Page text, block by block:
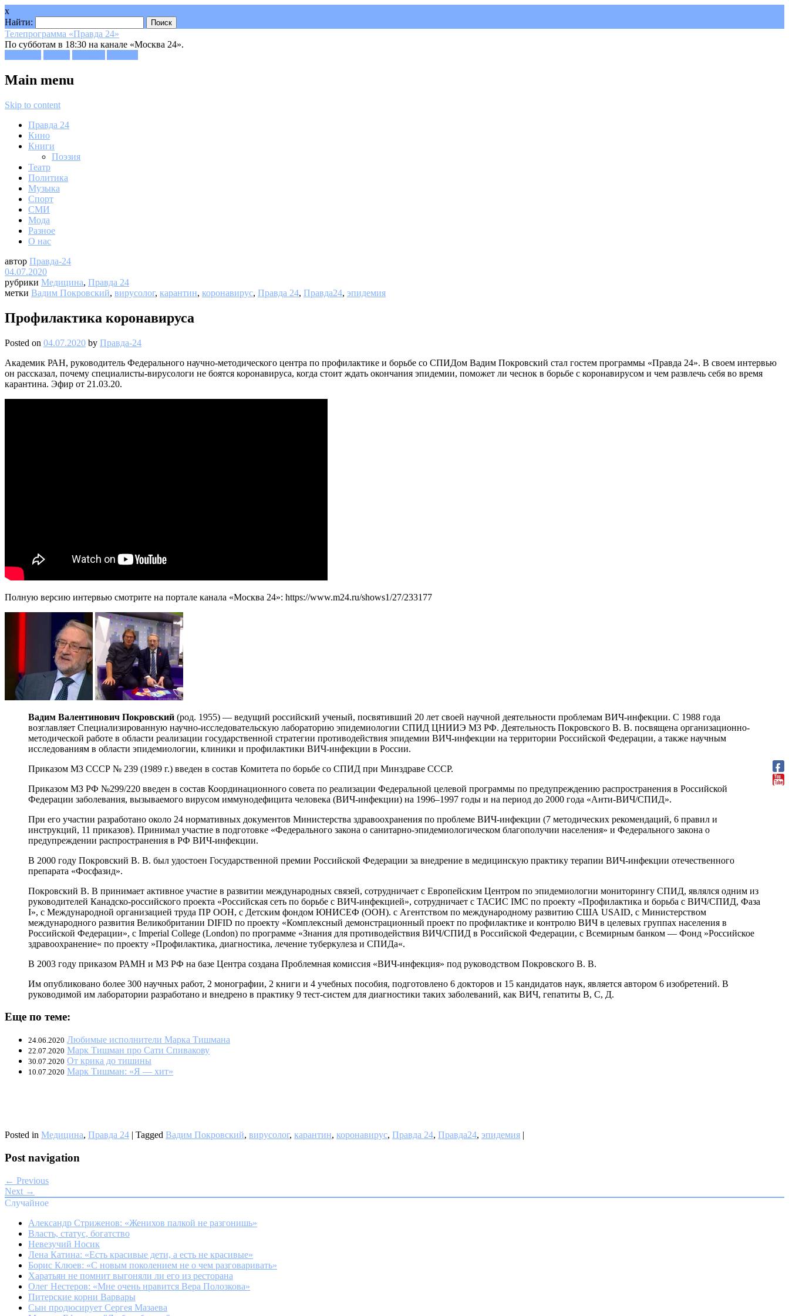
x
Найти:
Телепрограмма «Правда 24»
По субботам в 18:30 на канале «Москва 24».
Main menu
Skip to content
Правда 24
Кино
Книги
Поэзия
Театр
Политика
Музыка
Спорт
СМИ
Мода
Разное
О нас
автор Правда-24
04.07.2020
рубрики Медицина, Правда 24
метки Вадим Покровский, вирусолог, карантин, коронавирус, Правда 24, Правда24, эпидемия
Профилактика коронавируса
Posted on 04.07.2020 by Правда-24
Академик РАН, руководитель Федерального научно-методического центра по профилактике и борьбе со СПИДом Вадим Покровский стал гостем программы «Правда 24». В своем интервью
он рассказал, почему специалисты-вирусологи не боятся коронавируса, когда стоит ждать окончания эпидемии, поможет ли чеснок в борьбе с коронавирусом и чем развлечь себя во время
карантина. Эфир от 21.03.20.
Полную версию интервью смотрите на портале канала «Москва 24»: https://www.m24.ru/shows1/27/233177
Вадим Валентинович Покровский (род. 1955) — ведущий российский ученый, посвятивший 20 лет своей научной деятельности проблемам ВИЧ-инфекции. С 1988 года
возглавляет Специализированную научно-исследовательскую лабораторию эпидемиологии СПИД ЦНИИЭ МЗ РФ. Деятельность Покровского В. В. посвящена организационно-
методической работе в области реализации государственной стратегии противодействия эпидемии ВИЧ-инфекции на территории Российской Федерации, а также научным
исследованиям в области эпидемиологии, клиники и профилактики ВИЧ-инфекции в России.
Приказом МЗ СССР № 239 (1989 г.) введен в состав Комитета по борьбе со СПИД при Минздраве СССР.
Приказом МЗ РФ №299/220 введен в состав Координационного совета по реализации Федеральной целевой программы по предупреждению распространения в Российской
Федерации заболевания, вызываемого вирусом иммунодефицита человека (ВИЧ-инфекции) на 1996–1997 годы и на период до 2000 года «Анти-ВИЧ/СПИД».
При его участии разработано около 24 нормативных документов Министерства здравоохранения по проблеме ВИЧ-инфекции (7 методических рекомендаций, 6 правил и
инструкций, 11 приказов). Принимал участие в подготовке «Федерального закона о санитарно-эпидемиологическом благополучии населения» и Федерального закона о
предупреждении распространения в РФ ВИЧ-инфекции.
В 2000 году Покровский В. В. был удостоен Государственной премии Российской Федерации за внедрение в медицинскую практику терапии ВИЧ-инфекции отечественного
препарата «Фосфазид».
Покровский В. В принимает активное участие в развитии международных связей, сотрудничает с Европейским Центром по эпидемиологии мониторингу СПИД, являлся одним из
руководителей Канадско-российского проекта «Российская сеть по борьбе с ВИЧ-инфекцией», сотрудничает с ТАСИС IMC по проекту «Профилактика и борьба с ВИЧ/СПИД, Фаза
I», с Международной организацией труда ПР ООН, с Детским фондом ЮНИСЕФ (ООН). с Агентством по международному развитию США USAID, с Министерством
международного развития Великобритании DIFID по проекту «Комплексный демонстрационный проект по профилактике и контролю ВИЧ в целевых группах населения в
Российской Федерации», с Imperial College (London) по программе «Знания для противодействия ВИЧ/СПИД в Российской Федерации, с Всемирным банком — Фонд »Российское
здравоохранение« по проекту »Профилактика, диагностика, лечение туберкулеза и СПИДа«.
В 2003 году приказом РАМН и МЗ РФ на базе Центра создана Проблемная комиссия «ВИЧ-инфекция» под руководством Покровского В. В.
Им опубликовано более 300 научных работ, 2 монографии, 2 книги и 4 учебных пособия, подготовлено 6 докторов и 15 кандидатов наук, является автором 6 изобретений. В
руководимой им лаборатории разработано и внедрено в практику 9 тест-систем для диагностики таких заболеваний, как ВИЧ, гепатиты В, С, Д.
Еще по теме:
24.06.2020 Любимые исполнители Марка Тишмана
22.07.2020 Марк Тишман про Сати Спивакову
30.07.2020 От крика до тишины
10.07.2020 Марк Тишман: «Я — хит»
Posted in Медицина, Правда 24 | Tagged Вадим Покровский, вирусолог, карантин, коронавирус, Правда 24, Правда24, эпидемия |
Post navigation
← Previous
Next →
Случайное
Александр Стриженов: «Женихов палкой не разгонишь»
Власть, статус, богатство
Невезучий Носик
Лена Катина: «Есть красивые дети, а есть не красивые»
Борис Клюев: «С новым поколением не о чем разговаривать»
Харатьян не помнит выгоняли ли его из ресторана
Олег Нестеров: «Мне очень нравится Вера Полозкова»
Питерские корни Варвары
Сын продюсирует Сергея Мазаева